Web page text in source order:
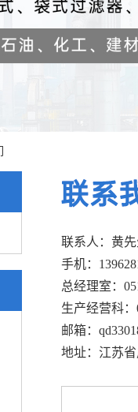
联系人：黄先
手机：
总经理室：
生产经营科：
邮箱：
地址：江苏